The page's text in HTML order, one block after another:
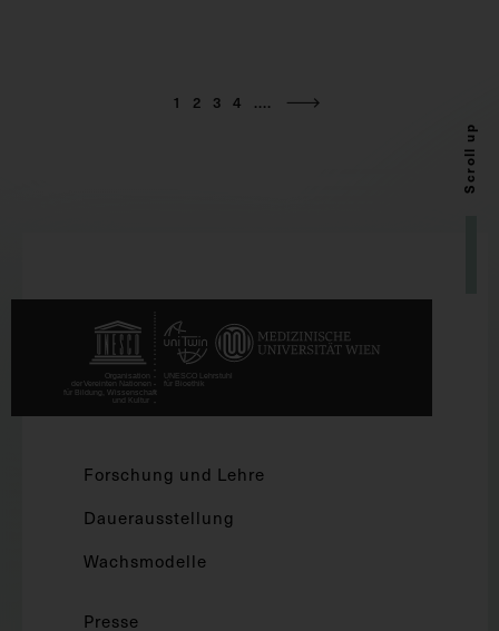
1 2 3 4 ....
Scroll up
Forschung und Lehre
Dauerausstellung
Wachsmodelle
Presse